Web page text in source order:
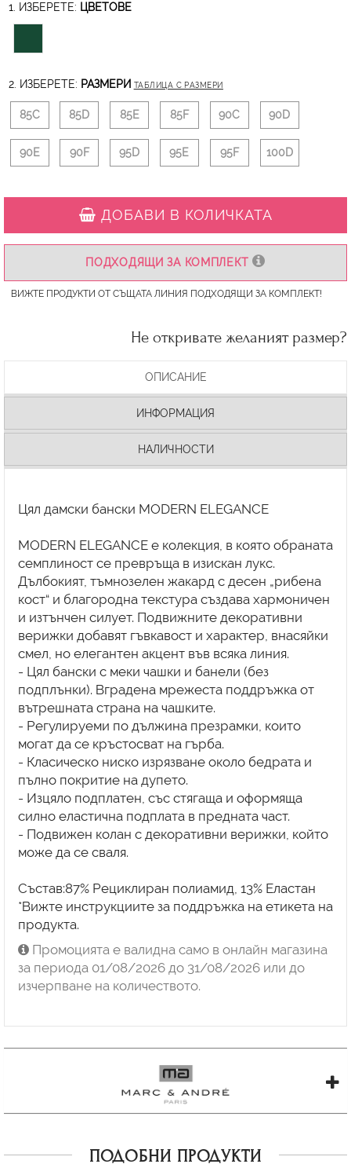
1. ИЗБЕРЕТЕ: ЦВЕТОВЕ
2. ИЗБЕРЕТЕ: РАЗМЕРИ ТАБЛИЦА С РАЗМЕРИ
85C 85D 85E 85F 90C 90D
90E 90F 95D 95E 95F 100D
ДОБАВИ В КОЛИЧКАТА
ПОДХОДЯЩИ ЗА КОМПЛЕКТ
ВИЖТЕ ПРОДУКТИ ОТ СЪЩАТА ЛИНИЯ ПОДХОДЯЩИ ЗА КОМПЛЕКТ!
Не откривате желаният размер?
ОПИСАНИЕ
ИНФОРМАЦИЯ
НАЛИЧНОСТИ
Цял дамски бански MODERN ELEGANCE
MODERN ELEGANCE е колекция, в която обраната
семплиност се превръща в изискан лукс.
Дълбокият, тъмнозелен жакард с десен „рибена
кост“ и благородна текстура създава хармоничен
и изтънчен силует. Подвижните декоративни
верижки добавят гъвкавост и характер, внасяйки
смел, но елегантен акцент във всяка линия.
- Цял бански с меки чашки и банели (без
подплънки). Вградена мрежеста поддръжка от
вътрешната страна на чашките.
- Регулируеми по дължина презрамки, които
могат да се кръстосват на гърба.
- Класическо ниско изрязване около бедрата и
пълно покритие на дупето.
- Изцяло подплатен, със стягаща и оформяща
силно еластична подплата в предната част.
- Подвижен колан с декоративни верижки, който
може да се сваля.
Състав:87% Рециклиран полиамид, 13% Еластан
*Вижте инструкциите за поддръжка на етикета на
продукта.
Промоцията е валидна само в онлайн магазина
за периода 01/08/2026 до 31/08/2026 или до
изчерпване на количеството.
ПОДОБНИ ПРОДУКТИ